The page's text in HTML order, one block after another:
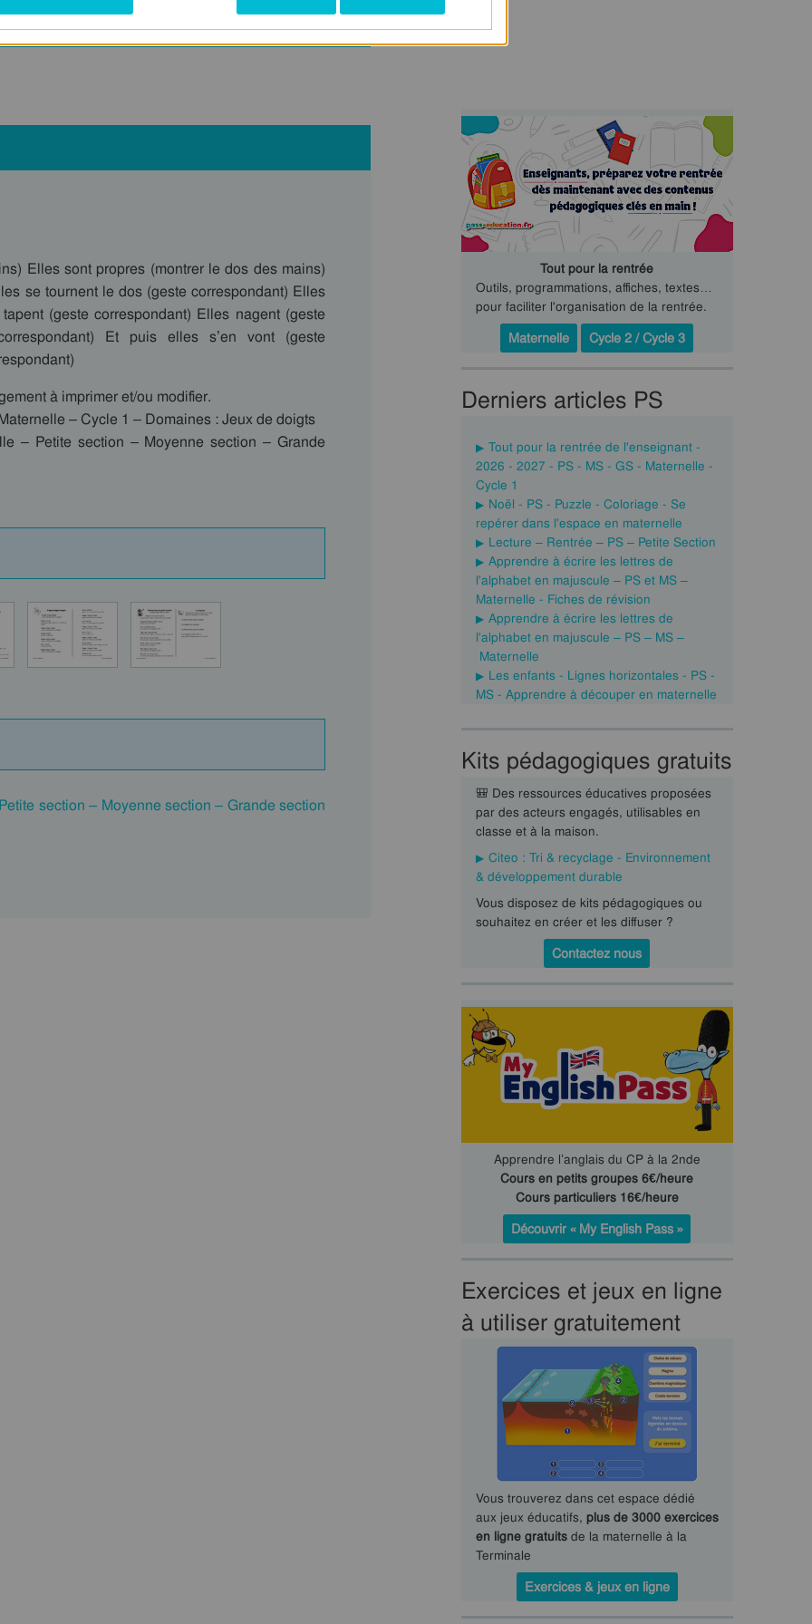
Elles sont propres (montrer le dos des mains)
se tournent le dos (geste correspondant) Elles
(geste correspondant) Elles nagent (geste
Et puis elles s’en vont (geste
à imprimer et/ou modifier.
– Cycle 1 – Domaines : Jeux de doigts
– Petite section – Moyenne section – Grande
section – Moyenne section – Grande section
Tout pour la rentrée
Outils, programmations, affiches, textes…
pour faciliter l'organisation de la rentrée.
Maternelle
Cycle 2 / Cycle 3
Derniers articles PS
Tout pour la rentrée de l'enseignant -
2026 - 2027 - PS - MS - GS - Maternelle -
Cycle 1
Noël - PS - Puzzle - Coloriage - Se
repérer dans l'espace en maternelle
Lecture – Rentrée – PS – Petite Section
Apprendre à écrire les lettres de
l'alphabet en majuscule – PS et MS –
Maternelle - Fiches de révision
Apprendre à écrire les lettres de
l'alphabet en majuscule – PS – MS –
Maternelle
Les enfants - Lignes horizontales - PS -
MS - Apprendre à découper en maternelle
Kits pédagogiques gratuits
🎒 Des ressources éducatives proposées
par des acteurs engagés, utilisables en
classe et à la maison.
Citeo : Tri & recyclage - Environnement
& développement durable
Vous disposez de kits pédagogiques ou
souhaitez en créer et les diffuser ?
Contactez nous
Apprendre l’anglais du CP à la 2nde
Cours en petits groupes 6€/heure
Cours particuliers 16€/heure
Découvrir « My English Pass »
Exercices et jeux en ligne
à utiliser gratuitement
Vous trouverez dans cet espace dédié
aux jeux éducatifs, plus de 3000 exercices
en ligne gratuitsde la maternelle à la
Terminale
Exercices & jeux en ligne